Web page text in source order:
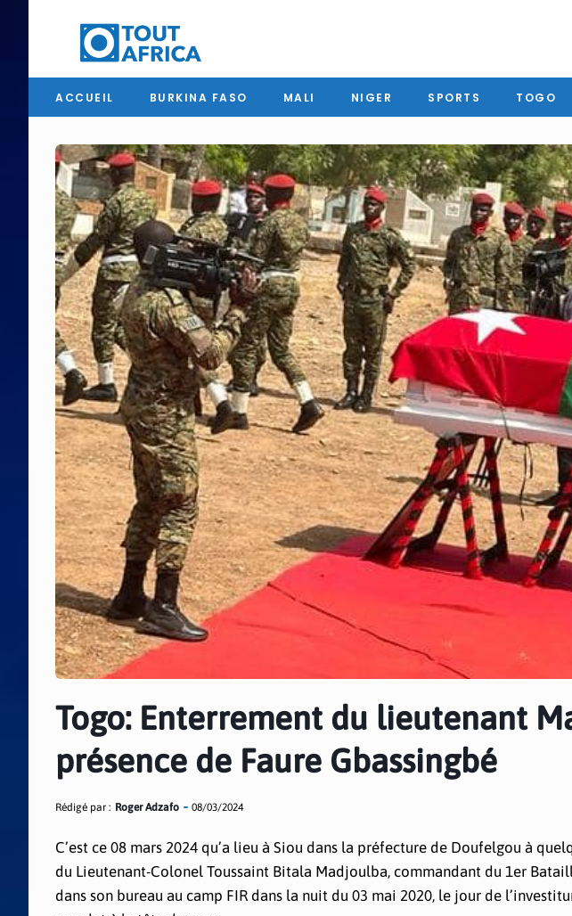
ACCUEIL BURKINA FASO MALI NIGER SPORTS TOGO
Togo: Enterrement du lieutenant
présence de Faure Gbassingbé
Rédigé par : Roger Adzafo 08/03/2024
C’est ce 08 mars 2024 qu’a lieu à Siou dans la préfecture de Doufelgou à
du Lieutenant-Colonel Toussaint Bitala Madjoulba, commandant du 1er
dans son bureau au camp FIR dans la nuit du 03 mai 2020, le jour de